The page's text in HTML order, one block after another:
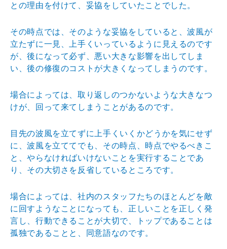
との理由を付けて、妥協をしていたことでした。
その時点では、そのような妥協をしていると、波風が
立たずに一見、上手くいっているように見えるのです
が、後になって必ず、悪い大きな影響を出してしま
い、後の修復のコストが大きくなってしまうのです。
場合によっては、取り返しのつかないような大きなつ
けが、回って来てしまうことがあるのです。
目先の波風を立てずに上手くいくかどうかを気にせず
に、波風を立ててでも、その時点、時点でやるべきこ
と、やらなければいけないことを実行することであ
り、その大切さを反省しているところです。
場合によっては、社内のスタッフたちのほとんどを敵
に回すようなことになっても、正しいことを正しく発
言し、行動できることが大切で、トップであることは
孤独であることと、同意語なのです。